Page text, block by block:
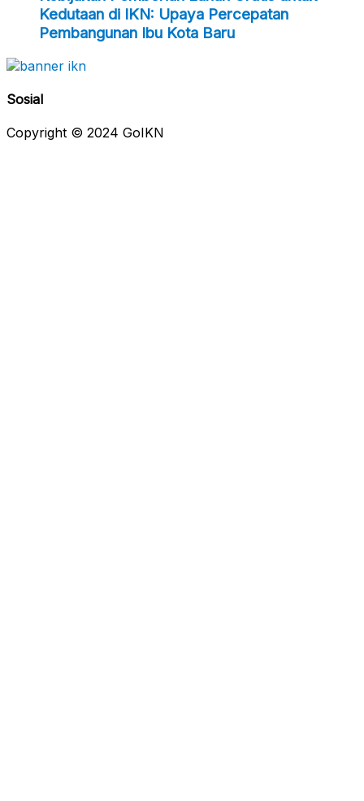
Kedutaan di IKN: Upaya Percepatan
Pembangunan Ibu Kota Baru
Sosial
Copyright © 2024 GoIKN